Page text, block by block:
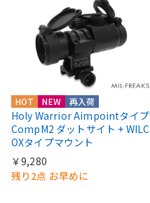
HOT NEW 再入荷
Holy Warrior Aimpointタイプ
CompM2 ダットサイト + WILC
OXタイプマウント
￥9,280
残り2点 お早めに